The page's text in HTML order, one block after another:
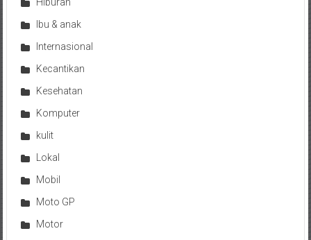
Hiburan
Ibu & anak
Internasional
Kecantikan
Kesehatan
Komputer
kulit
Lokal
Mobil
Moto GP
Motor